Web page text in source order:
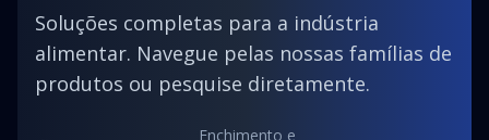
Soluções completas para a indústria
alimentar. Navegue pelas nossas famílias de
produtos ou pesquise diretamente.
Enchimento e